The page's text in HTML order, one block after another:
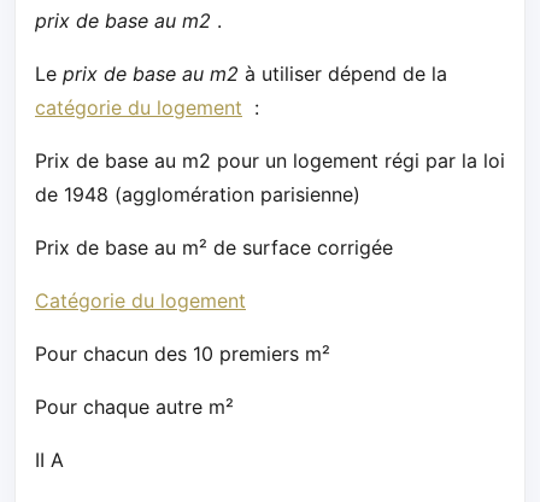
prix de base au m2 .
Le prix de base au m2 à utiliser dépend de la
catégorie du logement :
Prix de base au m2 pour un logement régi par la loi
de 1948 (agglomération parisienne)
Prix de base au m² de surface corrigée
Catégorie du logement
Pour chacun des 10 premiers m²
Pour chaque autre m²
II A